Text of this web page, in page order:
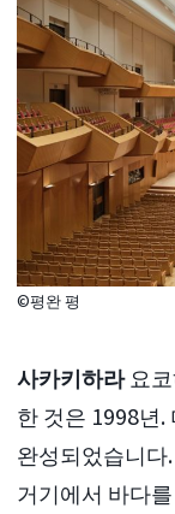
©평완 평
사카키하라요코
한 것은 1998년
완성되었습니
거기에서 바다